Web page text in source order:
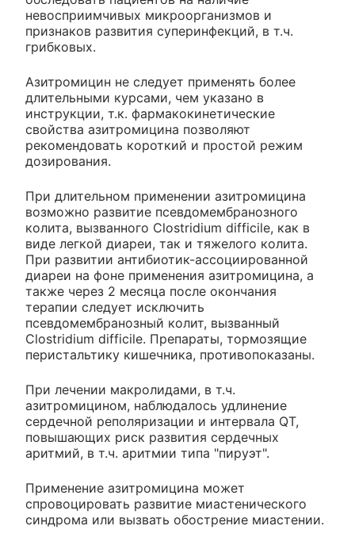
невосприимчивых микроорганизмов и
признаков развития суперинфекций, в т.ч.
грибковых.
Азитромицин не следует применять более
длительными курсами, чем указано в
инструкции, т.к. фармакокинетические
свойства азитромицина позволяют
рекомендовать короткий и простой режим
дозирования.
При длительном применении азитромицина
возможно развитие псевдомембранозного
колита, вызванного Clostridium difficile, как в
виде легкой диареи, так и тяжелого колита.
При развитии антибиотик-ассоциированной
диареи на фоне применения азитромицина, а
также через 2 месяца после окончания
терапии следует исключить
псевдомембранозный колит, вызванный
Clostridium difficile. Препараты, тормозящие
перистальтику кишечника, противопоказаны.
При лечении макролидами, в т.ч.
азитромицином, наблюдалось удлинение
сердечной реполяризации и интервала QT,
повышающих риск развития сердечных
аритмий, в т.ч. аритмии типа "пируэт".
Применение азитромицина может
спровоцировать развитие миастенического
синдрома или вызвать обострение миастении.